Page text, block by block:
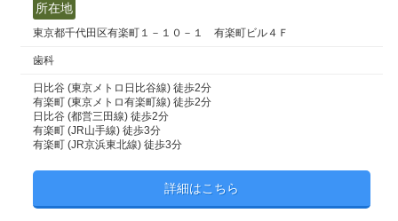
所在地
東京都千代田区有楽町１－１０－１ 有楽町ビル４Ｆ
歯科
日比谷 (東京メトロ日比谷線) 徒歩2分
有楽町 (東京メトロ有楽町線) 徒歩2分
日比谷 (都営三田線) 徒歩2分
有楽町 (JR山手線) 徒歩3分
有楽町 (JR京浜東北線) 徒歩3分
詳細はこちら